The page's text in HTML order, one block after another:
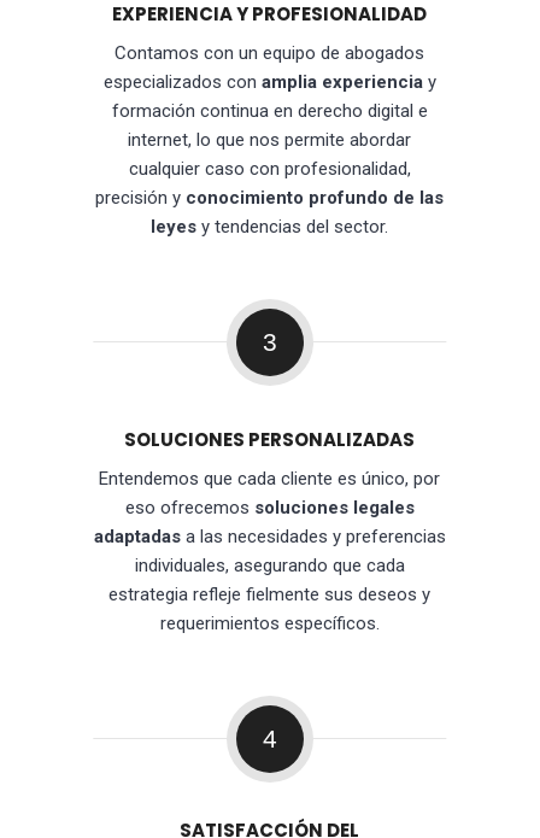
EXPERIENCIA Y PROFESIONALIDAD
Contamos con un equipo de abogados
especializados con amplia experienciay
formación continua en derecho digital e
internet, lo que nos permite abordar
cualquier caso con profesionalidad,
precisión y conocimiento profundo de las
leyes y tendencias del sector.
3
SOLUCIONES PERSONALIZADAS
Entendemos que cada cliente es único, por
eso ofrecemos soluciones legales
adaptadasa las necesidades y preferencias
individuales, asegurando que cada
estrategia refleje fielmente sus deseos y
requerimientos específicos.
4
SATISFACCIÓN DEL